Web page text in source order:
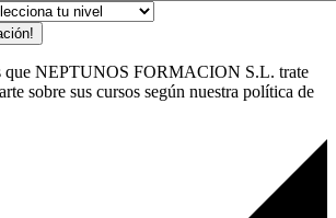
que NEPTUNOS FORMACION S.L. trate
sobre sus cursos según nuestra política de